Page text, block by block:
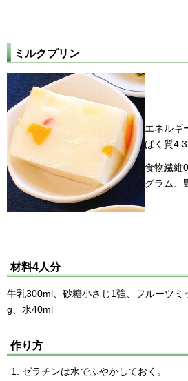
ミルクプリン
エネルギ
ぱく質
食物繊維
グラム、
材料4人分
牛乳300ml、砂糖小さじ1強、フルーツ
g、水40ml
作り方
ゼラチンは水でふやかしておく。